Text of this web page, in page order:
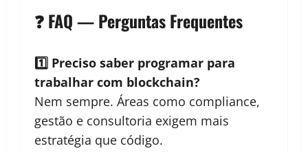
❓FAQ — Perguntas Frequentes
1️⃣ Preciso saber programar para
trabalhar com blockchain?
Nem sempre. Áreas como compliance,
gestão e consultoria exigem mais
estratégia que código.